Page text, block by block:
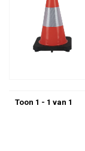
Toon 1 - 1 van 1